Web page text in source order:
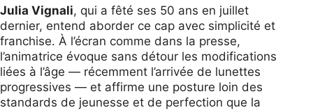
Julia Vignali, qui a fêté ses 50 ans en juillet
dernier, entend aborder ce cap avec simplicité et
franchise. À l’écran comme dans la presse,
l’animatrice évoque sans détour les modifications
liées à l’âge — récemment l’arrivée de lunettes
progressives — et affirme une posture loin des
standards de jeunesse et de perfection que la